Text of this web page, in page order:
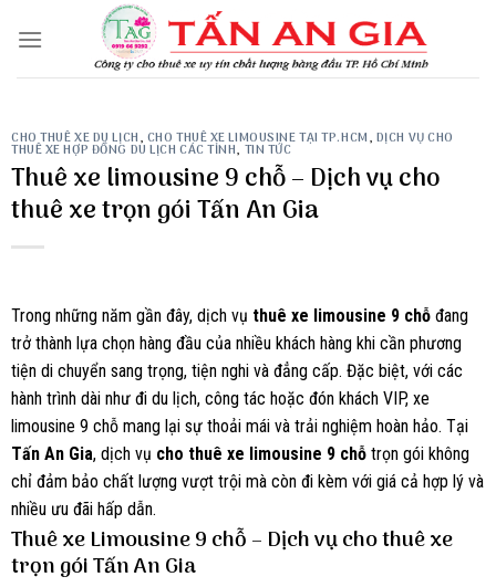
CHO THUÊ XE DU LỊCH, CHO THUÊ XE LIMOUSINE TẠI TP.HCM, DỊCH VỤ CHO
THUÊ XE HỢP ĐỒNG DU LỊCH CÁC TỈNH, TIN TỨC
Thuê xe limousine 9 chỗ – Dịch vụ cho
thuê xe trọn gói Tấn An Gia
Trong những năm gần đây, dịch vụ thuê xe limousine 9 chỗ đang
trở thành lựa chọn hàng đầu của nhiều khách hàng khi cần phương
tiện di chuyển sang trọng, tiện nghi và đẳng cấp. Đặc biệt, với các
hành trình dài như đi du lịch, công tác hoặc đón khách VIP, xe
limousine 9 chỗ mang lại sự thoải mái và trải nghiệm hoàn hảo. Tại
Tấn An Gia, dịch vụ cho thuê xe limousine 9 chỗ trọn gói không
chỉ đảm bảo chất lượng vượt trội mà còn đi kèm với giá cả hợp lý và
nhiều ưu đãi hấp dẫn.
Thuê xe Limousine 9 chỗ – Dịch vụ cho thuê xe
trọn gói Tấn An Gia